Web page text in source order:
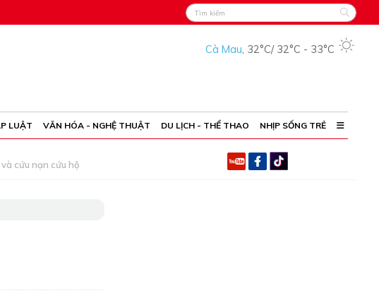
Cà Mau, 32°C/ 32°C - 33°C
LUẬT VĂN HÓA - NGHỆ THUẬT DU LỊCH - THỂ THAO NHỊP SỐNG TRẺ
cứu nạn cứu hộ